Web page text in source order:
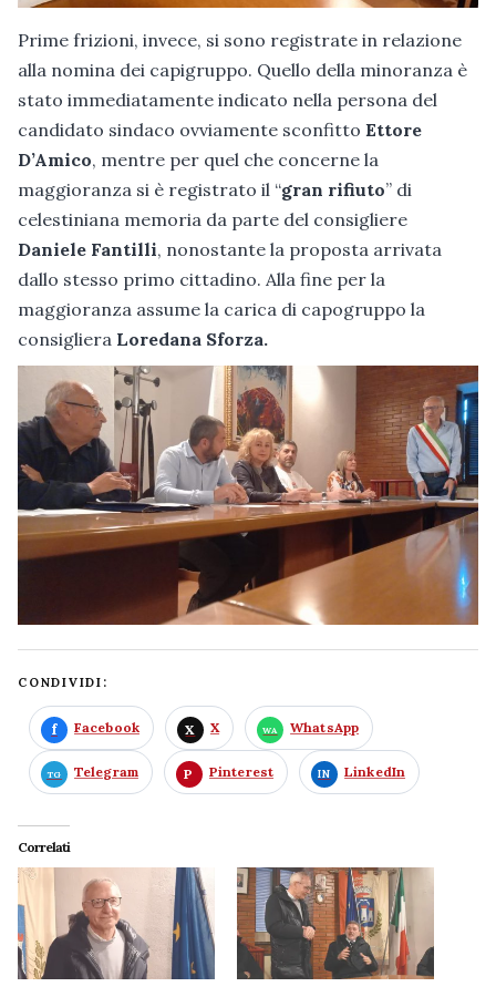
Prime frizioni, invece, si sono registrate in relazione
alla nomina dei capigruppo. Quello della minoranza è
stato immediatamente indicato nella persona del
candidato sindaco ovviamente sconfitto Ettore
D’Amico, mentre per quel che concerne la
maggioranza si è registrato il “gran rifiuto” di
celestiniana memoria da parte del consigliere
Daniele Fantilli, nonostante la proposta arrivata
dallo stesso primo cittadino. Alla fine per la
maggioranza assume la carica di capogruppo la
consigliera Loredana Sforza.
CONDIVIDI:
Facebook X WhatsApp
Telegram Pinterest LinkedIn
Correlati